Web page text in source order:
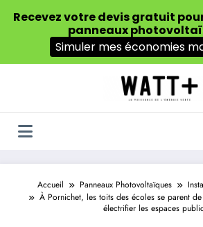
Accueil Panneaux Photovoltaïques
À Pornichet, les toits des écoles se parent
électrifier les espaces
Recevez votre devis gratuit
panneaux
Simuler mes économies